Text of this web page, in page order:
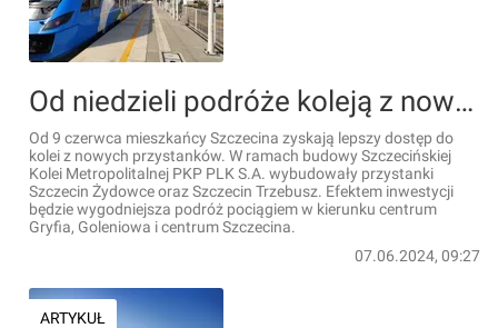
Od niedzieli podróże koleją z nowych przystanków w Szczecinie
Od 9 czerwca mieszkańcy Szczecina zyskają lepszy dostęp do
kolei z nowych przystanków. W ramach budowy Szczecińskiej
Kolei Metropolitalnej PKP PLK S.A. wybudowały przystanki
Szczecin Żydowce oraz Szczecin Trzebusz. Efektem inwestycji
będzie wygodniejsza podróż pociągiem w kierunku centrum
Gryfia, Goleniowa i centrum Szczecina.
07.06.2024, 09:27
ARTYKUŁ